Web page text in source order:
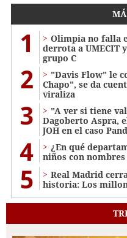
1
Olimpia no falla
derrota a UMECIT
grupo C
2
"Davis Flow" le
Chapo", se da
viraliza
3
"A ver si tiene
Dagoberto Aspra,
JOH en el caso
4
¿En qué
niños con
5
Real Madrid
historia: Los